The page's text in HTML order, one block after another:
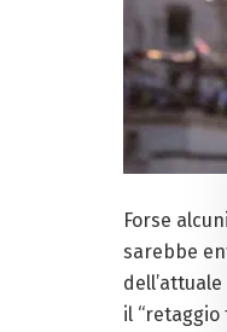
Forse
sarebbe
il